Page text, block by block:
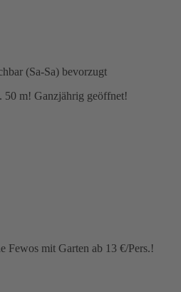
(Sa-Sa) bevorzugt
m! Ganzjährig geöffnet!
Fewos mit Garten ab 13 €/Pers.!